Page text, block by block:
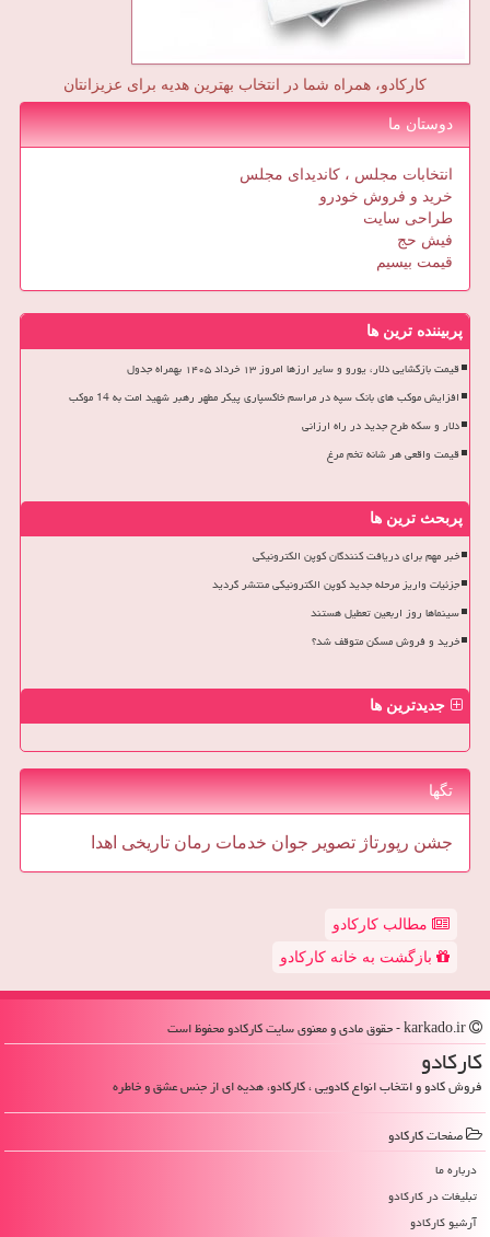
کارکادو، همراه شما در انتخاب بهترین هدیه برای عزیزانتان
دوستان ما
انتخابات مجلس ، کاندیدای مجلس
خرید و فروش خودرو
طراحی سایت
فیش حج
قیمت بیسیم
پربیننده ترین ها
قیمت بازگشایی دلار، یورو و سایر ارزها امروز ۱۳ خرداد ۱۴۰۵ بهمراه جدول
افزایش موکب های بانک سپه در مراسم خاکسپاری پیکر مطهر رهبر شهید امت به 14 موکب
دلار و سکه طرح جدید در راه ارزانی
قیمت واقعی هر شانه تخم مرغ
پربحث ترین ها
خبر مهم برای دریافت کنندگان کوپن الکترونیکی
جزئیات واریز مرحله جدید کوپن الکترونیکی منتشر گردید
سینماها روز اربعین تعطیل هستند
خرید و فروش مسکن متوقف شد؟
جدیدترین ها
تگها
جشن رپورتاژ تصویر جوان خدمات رمان تاریخی اهدا
مطالب کارکادو
بازگشت به خانه کارکادو
كاركادو
فروش کادو و انتخاب انواع کادویی ، کارکادو، هدیه ای از جنس عشق و خاطره
صفحات كاركادو
درباره ما
تبلیغات در كاركادو
آرشیو كاركادو